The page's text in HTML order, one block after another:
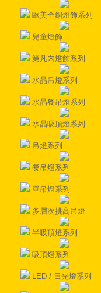
歐美全銅燈飾系列
兒童燈飾
第凡內燈飾系列
水晶吊燈系列
水晶餐吊燈系列
水晶吸頂燈系列
吊燈系列
餐吊燈系列
單吊燈系列
多層次挑高吊燈
半吸頂燈系列
吸頂燈系列
LED / 日光燈系列